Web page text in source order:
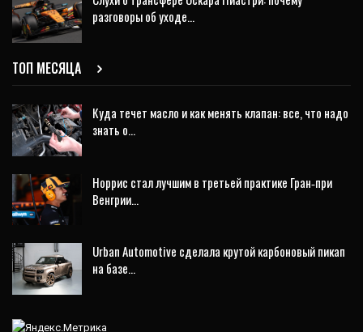
разговоры об уходе…
ТОП МЕСЯЦА
Куда течет масло и как менять клапан: все, что надо
знать о…
Норрис стал лучшим в третьей практике Гран‑при
Венгрии…
Urban Automotive сделала крутой карбоновый пикап
на базе…